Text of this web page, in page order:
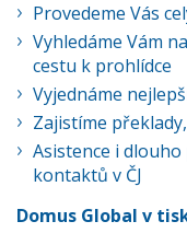
Provedeme Vás
Vyhledáme Vám
cestu k prohlídce
Vyjednáme
Zajistíme
Asistence i
kontaktů v ČJ
Domus Global v